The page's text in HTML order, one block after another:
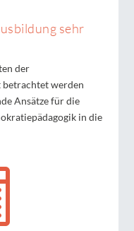
sehr
der
betrachtet werden
Ansätze für die
in die